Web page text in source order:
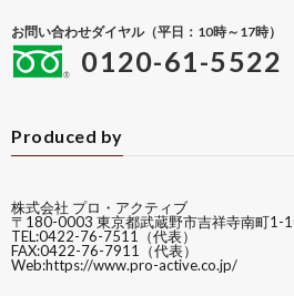
お問い合わせダイヤル（平日：10時～17時）
0120-61-5522
Produced by
株式会社 プロ・アクティブ
〒180-0003 東京都武蔵野市吉祥寺南町1-
TEL:0422-76-7511（代表）
FAX:0422-76-7911（代表）
Web:https://www.pro-active.co.jp/